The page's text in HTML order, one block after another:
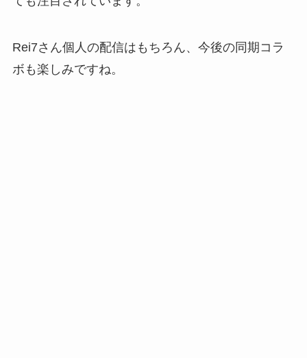
Rei7さん個人の配信はもちろん、今後の同期コラ
ボも楽しみですね。